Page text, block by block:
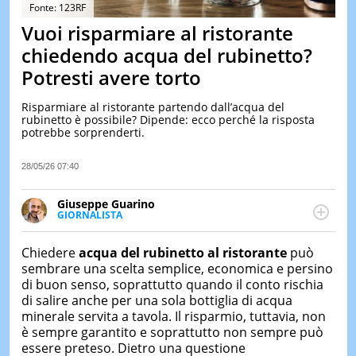
&
TEST
DI
IERI
Fonte: 123RF
Vuoi risparmiare al ristorante
chiedendo acqua del rubinetto?
Potresti avere torto
Risparmiare al ristorante partendo dall’acqua del
rubinetto è possibile? Dipende: ecco perché la risposta
potrebbe sorprenderti.
28/05/26 07:40
Giuseppe Guarino
GIORNALISTA
Ph(D) in Diritto Comparato e processi di
particolare sulla Storia contemporanea di America
Latina e Spagna. Collabora con numerose testate ed
è presidente dell'Associazione Culturale "La
Biblioteca del Sannio".
Chiedereacqua del rubinetto al ristorantepuò
sembrare una scelta semplice, economica e persino
di buon senso, soprattutto quando il conto rischia
di salire anche per una sola bottiglia di acqua
minerale servita a tavola. Il risparmio, tuttavia, non
è sempre garantito e soprattutto non sempre può
essere preteso. Dietro una questione